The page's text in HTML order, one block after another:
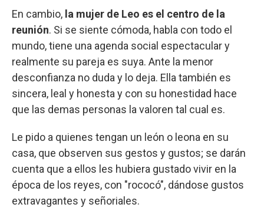
En cambio, la mujer de Leo es el centro de la
reunión. Si se siente cómoda, habla con todo el
mundo, tiene una agenda social espectacular y
realmente su pareja es suya. Ante la menor
desconfianza no duda y lo deja. Ella también es
sincera, leal y honesta y con su honestidad hace
que las demas personas la valoren tal cual es.
Le pido a quienes tengan un león o leona en su
casa, que observen sus gestos y gustos; se darán
cuenta que a ellos les hubiera gustado vivir en la
época de los reyes, con "rococó", dándose gustos
extravagantes y señoriales.